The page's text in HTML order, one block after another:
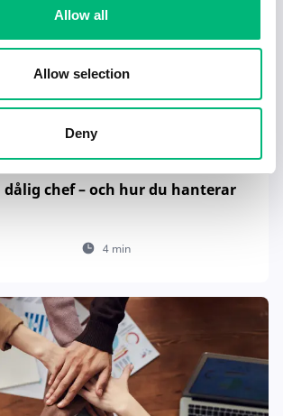
Allow all
Allow selection
Deny
dålig chef – och hur du hanterar
4 min